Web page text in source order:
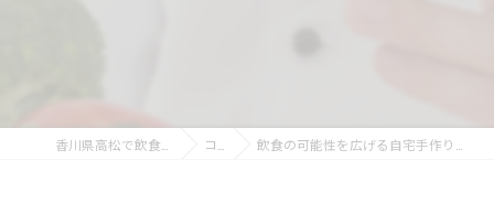
コラム 飲食の可能性を広げる自宅手作りお菓子販売と許可取得の正しい進め方